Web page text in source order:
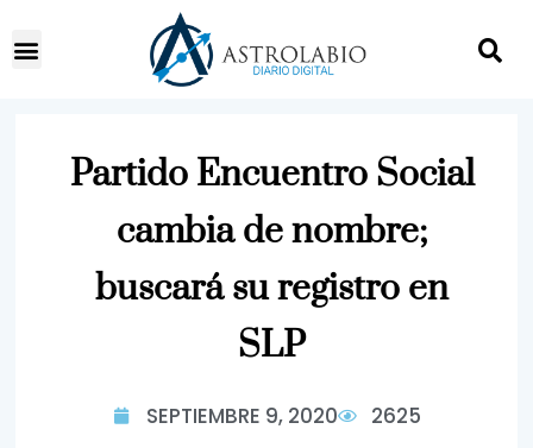
Partido Encuentro Social
cambia de nombre;
buscará su registro en
SLP
SEPTIEMBRE 9, 2020 2625